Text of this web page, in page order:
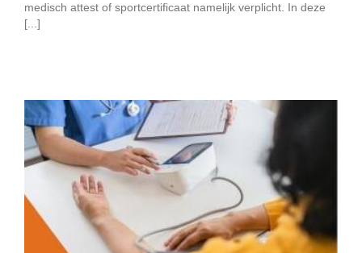
medisch attest of sportcertificaat namelijk verplicht. In deze
[...]